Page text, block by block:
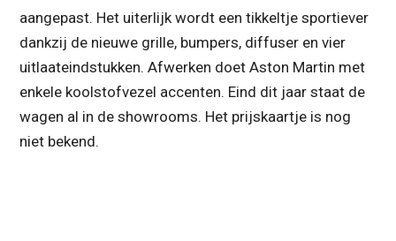
aangepast. Het uiterlijk wordt een tikkeltje sportiever
dankzij de nieuwe grille, bumpers, diffuser en vier
uitlaateindstukken. Afwerken doet Aston Martin met
enkele koolstofvezel accenten. Eind dit jaar staat de
wagen al in de showrooms. Het prijskaartje is nog
niet bekend.